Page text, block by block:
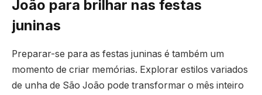
João para brilhar nas festas
juninas
Preparar-se para as festas juninas é também um
momento de criar memórias. Explorar estilos variados
de unha de São João pode transformar o mês inteiro